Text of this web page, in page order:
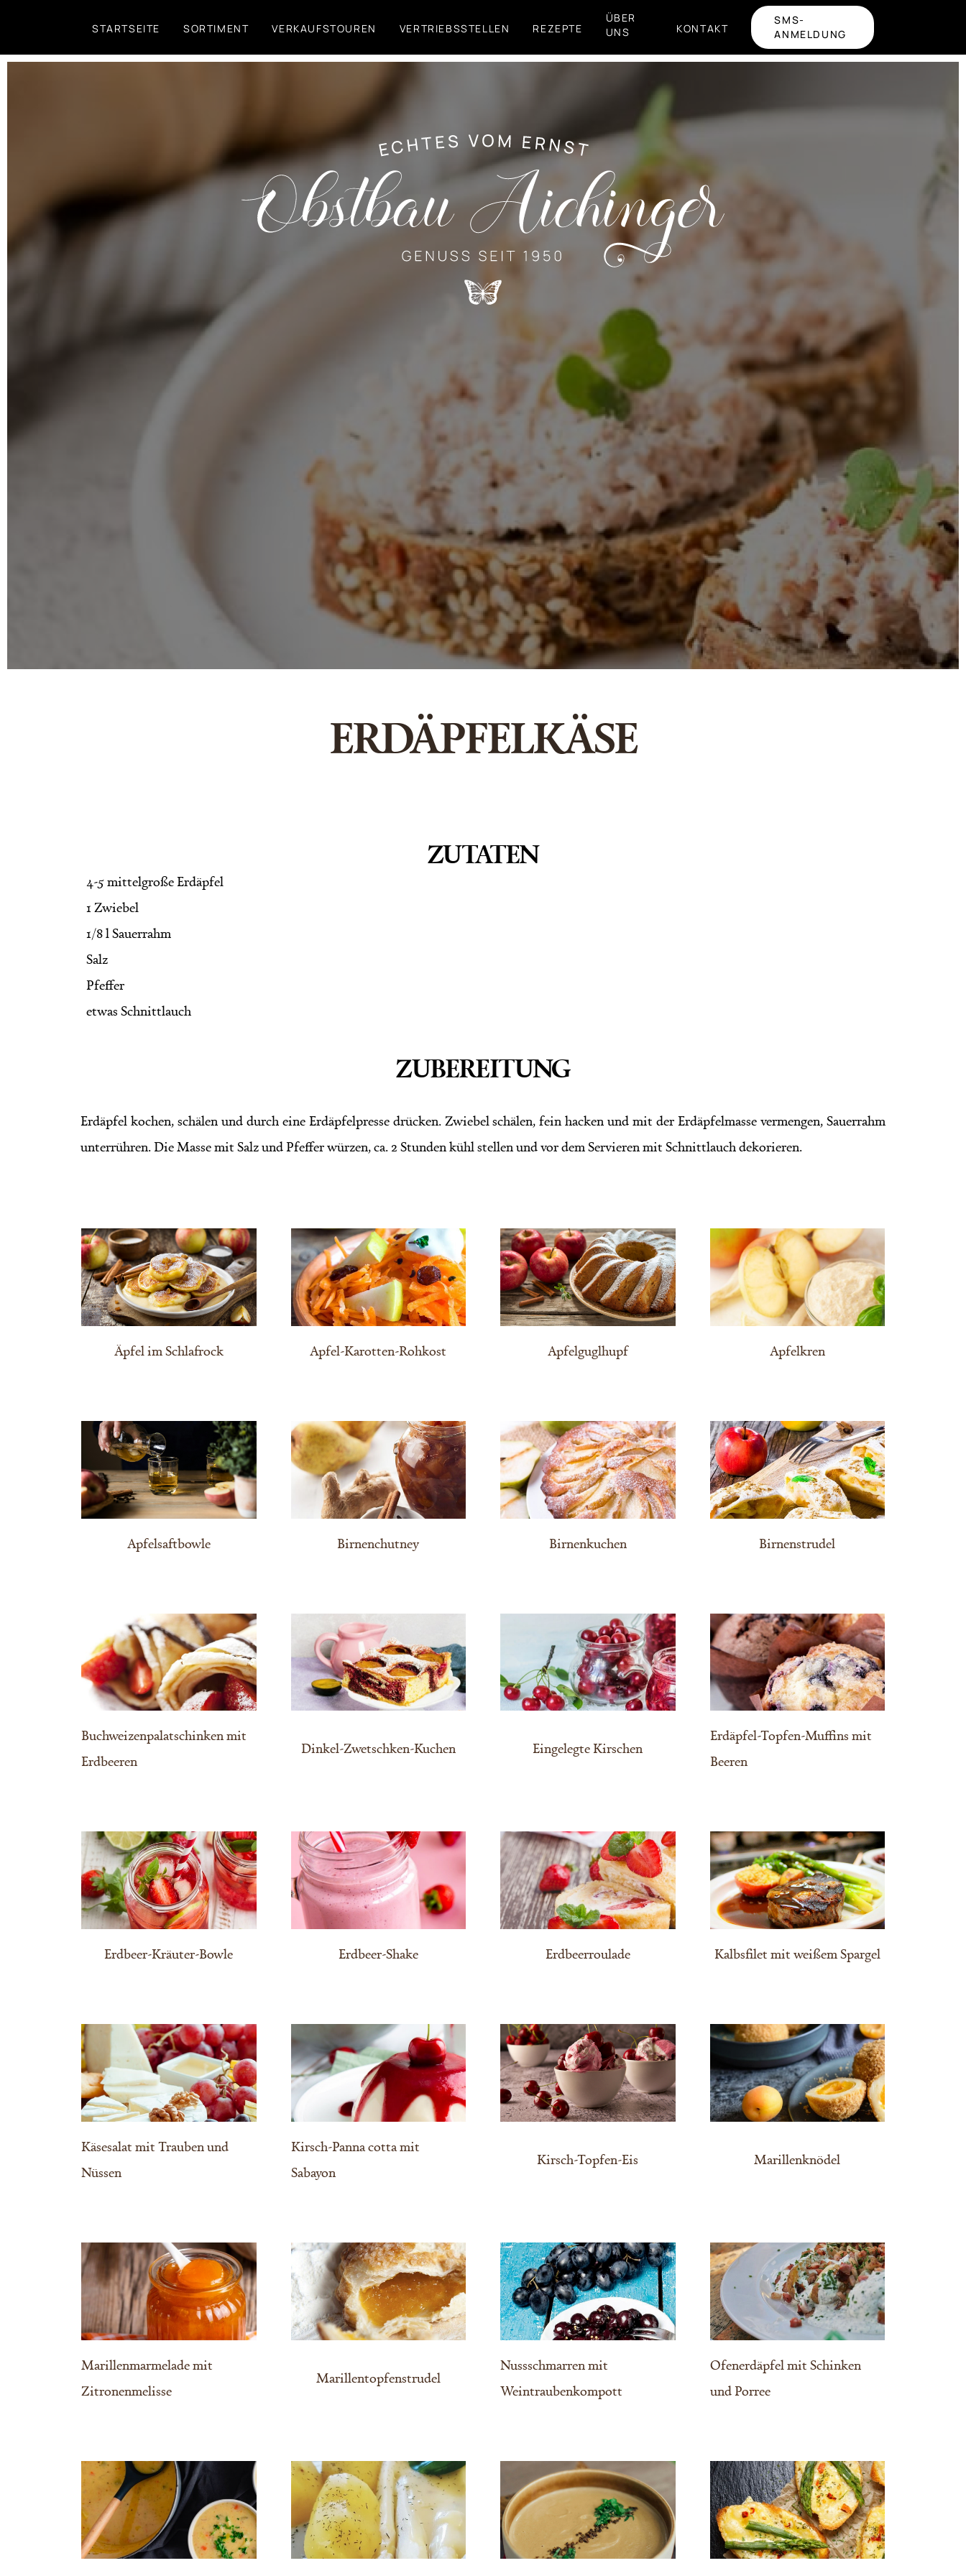
Inhalt
STARTSEITE SORTIMENT VERKAUFSTOUREN VERTRIEBSSTELLEN REZEPTE
ÜBER
UNS
KONTAKT
SMS-
ANMELDUNG
ERDÄPFELKÄSE
ZUTATEN
4-5 mittelgroße Erdäpfel
1 Zwiebel
1/8 l Sauerrahm
Salz
Pfeffer
etwas Schnittlauch
ZUBEREITUNG
Erdäpfel kochen, schälen und durch eine Erdäpfelpresse drücken. Zwiebel schälen, fein hacken und mit der Erdäpfelmasse vermengen, Sauerrahm
unterrühren. Die Masse mit Salz und Pfeffer würzen, ca. 2 Stunden kühl stellen und vor dem Servieren mit Schnittlauch dekorieren.
Äpfel im Schlafrock Apfel-Karotten-Rohkost Apfelguglhupf Apfelkren
Apfelsaftbowle Birnenchutney Birnenkuchen Birnenstrudel
Buchweizenpalatschinken mit
Erdbeeren
Dinkel-Zwetschken-Kuchen Eingelegte Kirschen
Erdäpfel-Topfen-Muffins mit
Beeren
Erdbeer-Kräuter-Bowle Erdbeer-Shake Erdbeerroulade Kalbsfilet mit weißem Spargel
Käsesalat mit Trauben und
Nüssen
Kirsch-Panna cotta mit
Sabayon
Kirsch-Topfen-Eis Marillenknödel
Marillenmarmelade mit
Zitronenmelisse
Marillentopfenstrudel
Nussschmarren mit
Weintraubenkompott
Ofenerdäpfel mit Schinken
und Porree